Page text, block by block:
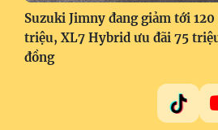
Suzuki Jimny đang giảm tới 120
triệu, XL7 Hybrid ưu đãi 75
đồng